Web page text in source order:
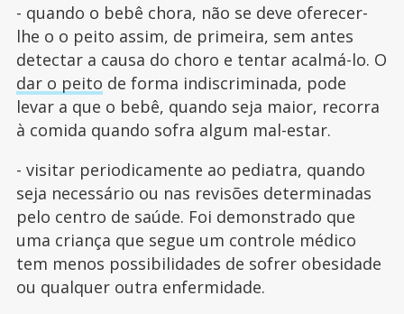
- quando o bebê chora, não se deve oferecer-
lhe o o peito assim, de primeira, sem antes
detectar a causa do choro e tentar acalmá-lo. O
dar o peito de forma indiscriminada, pode
levar a que o bebê, quando seja maior, recorra
à comida quando sofra algum mal-estar.
- visitar periodicamente ao pediatra, quando
seja necessário ou nas revisões determinadas
pelo centro de saúde. Foi demonstrado que
uma criança que segue um controle médico
tem menos possibilidades de sofrer obesidade
ou qualquer outra enfermidade.